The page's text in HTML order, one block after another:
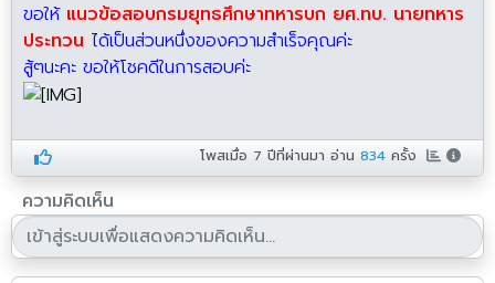
ขอให้ แนวข้อสอบกรมยุทธศึกษาทหารบก ยศ.ทบ. นายทหาร
ประทวน ได้เป็นส่วนหนึ่งของความสำเร็จคุณค่ะ
สู้ๆนะคะ ขอให้โชคดีในการสอบค่ะ
โพสเมื่อ 7 ปีที่ผ่านมา อ่าน834 ครั้ง
ความคิดเห็น